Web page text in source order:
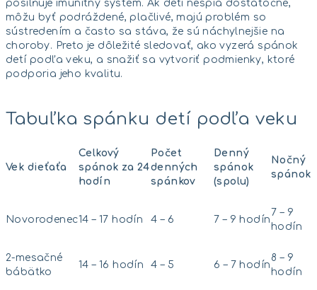
posilňuje imunitný systém. Ak deti nespia dostatočne,
môžu byť podráždené, plačlivé, majú problém so
sústredením a často sa stáva, že sú náchylnejšie na
choroby. Preto je dôležité sledovať, ako vyzerá spánok
detí podľa veku, a snažiť sa vytvoriť podmienky, ktoré
podporia jeho kvalitu.
Tabuľka spánku detí podľa veku
Vek dieťaťa
Celkový
spánok za 24
hodín
Počet
denných
spánkov
Denný
spánok
(spolu)
Nočný
spánok
Novorodenec14 – 17 hodín 4 – 6 7 – 9 hodín
7 – 9
hodín
2-mesačné
bábätko
14 – 16 hodín 4 – 5 6 – 7 hodín
8 – 9
hodín